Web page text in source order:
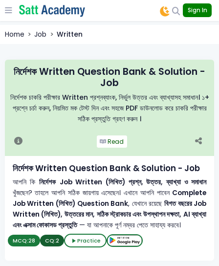
Sign In
Home Job Written
নির্দেশক Written Question Bank & Solution -
Job
নির্দেশক চাকরি পরীক্ষার Written প্রশ্নব্যাংক, নির্ভুল উত্তর এবং ব্যাখ্যাসহ সমাধান। ১+
প্রশ্নে চর্চা করুন, নিয়মিত মক টেস্ট দিন এবং সহজে PDF ডাউনলোড করে চাকরি পরীক্ষার
সঠিক প্রস্তুতি গ্রহণ করুন ।
Read
নির্দেশক Written Question Bank & Solution - Job
আপনি কি নির্দেশক Job Written (লিখিত) প্রশ্ন, উত্তর, ব্যাখ্যা ও সমাধান
খুঁজছেন? তাহলে আপনি সঠিক জায়গায় এসেছেন। এখানে আপনি পাবেন Complete
Job Written (লিখিত) Question Bank, যেখানে রয়েছেবিগত বছরের Job
Written (লিখিত), উত্তরের মান, সঠিক স্ট্রাকচার এবং উপস্থাপন দক্ষতা, AI ব্যাখ্যা
এবং এক্সাম ফোকাসড প্রস্তুতি— যা আপনাকে পূর্ণ নম্বর পেতে সাহায্য করবে।
MCQ:28 CQ:2 Practice